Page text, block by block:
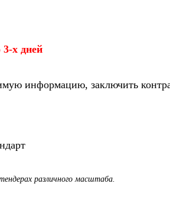
3-х дней
информацию, заключить
различного масштаба.